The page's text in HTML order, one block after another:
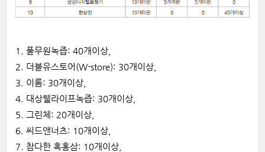
1. 풀무원녹즙: 40개이상,
2. 더블유스토어(W-store): 30개이상,
3. 이롬: 30개이상,
4. 대상웰라이프녹즙: 30개이상,
5. 그린체: 20개이상,
6. 씨드앤너츠: 10개이상,
7. 참다한 흑홍삼: 10개이상,